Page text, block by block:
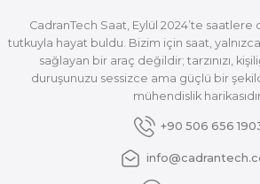
CadranTech Saat, Eylül 2024’te
tutkuyla hayat buldu. Bizim için saat,
sağlayan bir araç değildir; tarzınızı,
duruşunuzu sessizce ama güçlü bir
mühendislik
+90 506 656